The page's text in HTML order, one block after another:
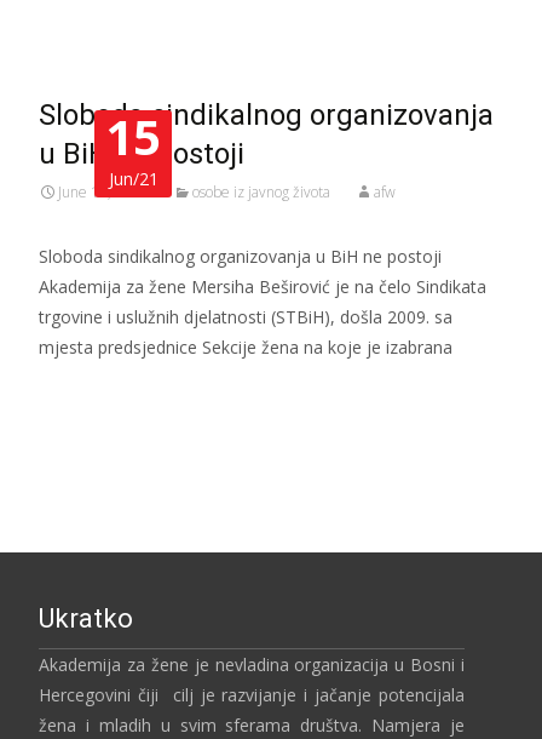
15
Jun/21
Sloboda sindikalnog organizovanja
u BiH ne postoji
June 15, 2021 osobe iz javnog života afw
Sloboda sindikalnog organizovanja u BiH ne postoji
Akademija za žene Mersiha Beširović je na čelo Sindikata
trgovine i uslužnih djelatnosti (STBiH), došla 2009. sa
mjesta predsjednice Sekcije žena na koje je izabrana
Ukratko
Akademija za žene je nevladina organizacija u Bosni i
Hercegovini čiji cilj je razvijanje i jačanje potencijala
žena i mladih u svim sferama društva. Namjera je